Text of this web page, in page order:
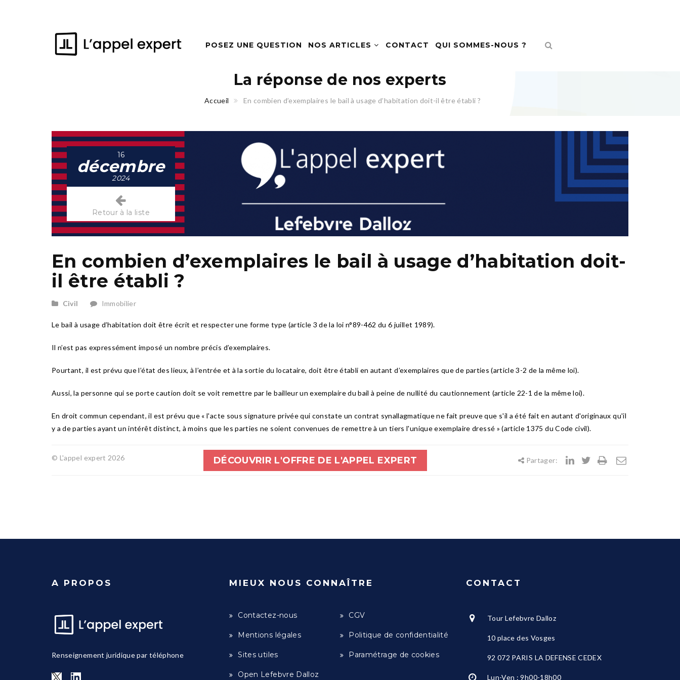
POSEZ UNE QUESTION NOS ARTICLES CONTACT QUI SOMMES-NOUS ?
La réponse de nos experts
Accueil En combien d’exemplaires le bail à usage d’habitation doit-il être établi ?
16
décembre
2024
Retour à la liste
En combien d’exemplaires le bail à usage d’habitation doit-
il être établi ?
Civil Immobilier
Le bail à usage d’habitation doit être écrit et respecter une forme type (article 3 de la loi n°89-462 du 6 juillet 1989).
Il n’est pas expressément imposé un nombre précis d’exemplaires.
Pourtant, il est prévu que l’état des lieux, à l’entrée et à la sortie du locataire, doit être établi en autant d’exemplaires que de parties (article 3-2 de la même loi).
Aussi, la personne qui se porte caution doit se voit remettre par le bailleur un exemplaire du bail à peine de nullité du cautionnement (article 22-1 de la même loi).
En droit commun cependant, il est prévu que « l'acte sous signature privée qui constate un contrat synallagmatique ne fait preuve que s'il a été fait en autant d'originaux qu'il
y a de parties ayant un intérêt distinct, à moins que les parties ne soient convenues de remettre à un tiers l'unique exemplaire dressé » (article 1375 du Code civil).
© L'appel expert 2026 Partager:
DÉCOUVRIR L'OFFRE DE L'APPEL EXPERT
A PROPOS
Renseignement juridique par téléphone
MIEUX NOUS CONNAÎTRE
Contactez-nous CGV
Mentions légales Politique de confidentialité
Sites utiles Paramétrage de cookies
Open Lefebvre Dalloz
CONTACT
Tour Lefebvre Dalloz
10 place des Vosges
92 072 PARIS LA DEFENSE CEDEX
Lun-Ven : 9h00-18h00